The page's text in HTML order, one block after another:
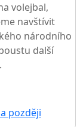
volejbal,
navštívit
národního
další
později